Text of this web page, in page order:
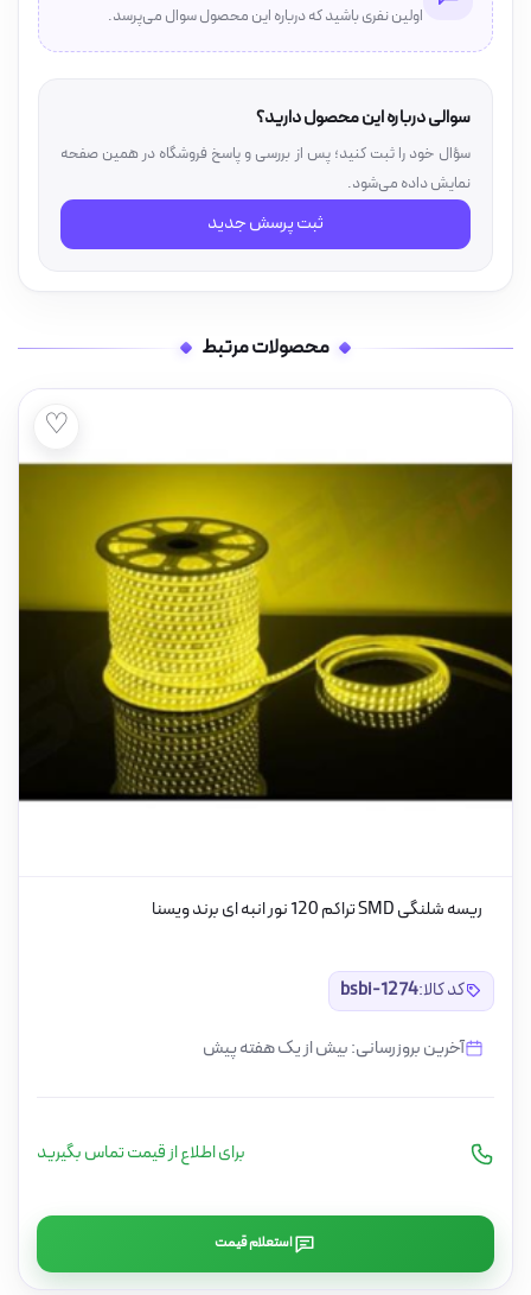
اولین نفری باشید که درباره این محصول سوال می‌پرسد.
سوالی درباره این محصول دارید؟
سؤال خود را ثبت کنید؛ پس از بررسی و پاسخ فروشگاه در همین صفحه
نمایش داده می‌شود.
ثبت پرسش جدید
محصولات مرتبط
♡
ریسه شلنگی SMD تراکم 120 نور انبه ای برند ویسنا
کد کالا:bsbi-1274
آخرین بروزرسانی: بیش از یک هفته پیش
برای اطلاع از قیمت تماس بگیرید
استعلام قیمت